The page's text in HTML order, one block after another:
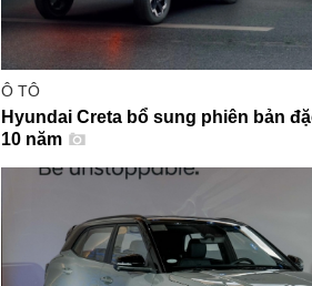
Ô TÔ
Hyundai Creta bổ sung phiên bản
10 năm